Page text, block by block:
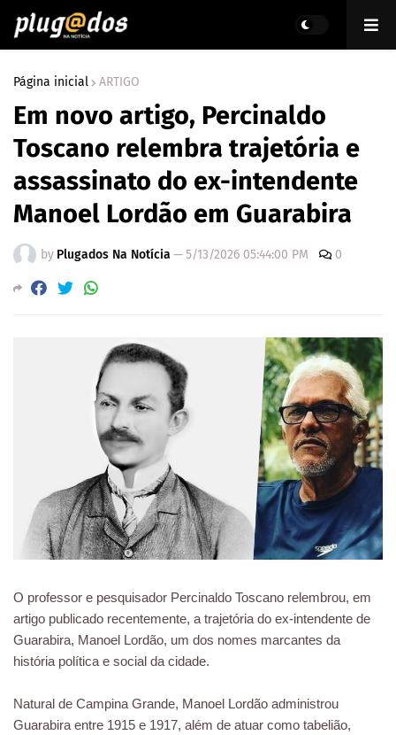
Página inicial ARTIGO
Em novo artigo, Percinaldo
Toscano relembra trajetória e
assassinato do ex-intendente
Manoel Lordão em Guarabira
by Plugados Na Notícia —5/13/2026 05:44:00 PM 0
O professor e pesquisador Percinaldo Toscano relembrou, em
artigo publicado recentemente, a trajetória do ex-intendente de
Guarabira, Manoel Lordão, um dos nomes marcantes da
história política e social da cidade.
Natural de Campina Grande, Manoel Lordão administrou
Guarabira entre 1915 e 1917, além de atuar como tabelião,